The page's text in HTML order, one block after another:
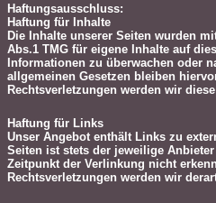
Haftungsausschluss:
Haftung für Inhalte
Die Inhalte unserer Seiten wurden
Abs.1 TMG für eigene Inhalte auf
Informationen zu überwachen oder
allgemeinen Gesetzen bleiben
Rechtsverletzungen werden wir
Haftung für Links
Unser Angebot enthält Links zu
Seiten ist stets der jeweilige
Zeitpunkt der Verlinkung nicht
Rechtsverletzungen werden wir